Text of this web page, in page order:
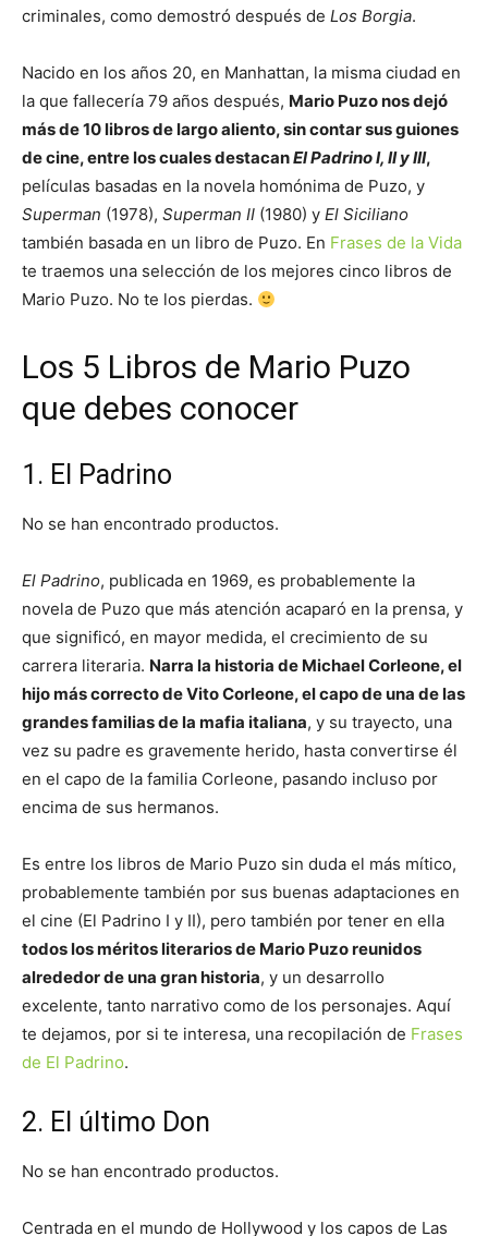
criminales, como demostró después de Los Borgia.
Nacido en los años 20, en Manhattan, la misma ciudad en
la que fallecería 79 años después, Mario Puzo nos dejó
más de 10 libros de largo aliento, sin contar sus guiones
de cine, entre los cuales destacanEl Padrino I, II y III,
películas basadas en la novela homónima de Puzo, y
Superman (1978), Superman II (1980) y El Siciliano
también basada en un libro de Puzo. En Frases de la Vida
te traemos una selección de los mejores cinco libros de
Mario Puzo. No te los pierdas.
Los 5 Libros de Mario Puzo
que debes conocer
1. El Padrino
No se han encontrado productos.
El Padrino, publicada en 1969, es probablemente la
novela de Puzo que más atención acaparó en la prensa, y
que significó, en mayor medida, el crecimiento de su
carrera literaria. Narra la historia de Michael Corleone, el
hijo más correcto de Vito Corleone, el capo de una de las
grandes familias de la mafia italiana, y su trayecto, una
vez su padre es gravemente herido, hasta convertirse él
en el capo de la familia Corleone, pasando incluso por
encima de sus hermanos.
Es entre los libros de Mario Puzo sin duda el más mítico,
probablemente también por sus buenas adaptaciones en
el cine (El Padrino I y II), pero también por tener en ella
todos los méritos literarios de Mario Puzo reunidos
alrededor de una gran historia, y un desarrollo
excelente, tanto narrativo como de los personajes. Aquí
te dejamos, por si te interesa, una recopilación de Frases
de El Padrino.
2. El último Don
No se han encontrado productos.
Centrada en el mundo de Hollywood y los capos de Las